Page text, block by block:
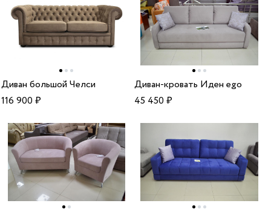
Диван большой Челси
116 900₽
Диван-кровать Иден ego
45 450₽